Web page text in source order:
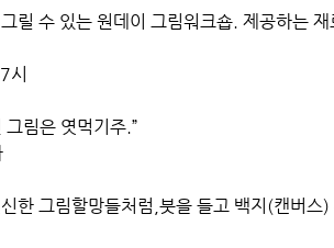
릴 수 있는 원데이 그림워크숍. 제공하는
시
그림은 엿먹기주.”
한 그림할망들처럼,붓을 들고 백지(캔버